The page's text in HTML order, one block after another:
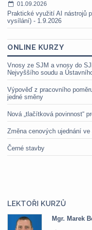
01.09.2026
Praktické využití AI nástrojů
vysílání) - 1.9.2026
ONLINE KURZY
Vnosy ze SJM a vnosy do
Nejvyššího soudu a
Výpověď z pracovního
jedné směny
Nová „tlačítková povinnost“
Změna cenových ujednání
Černé stavby
LEKTOŘI KURZŮ
Mgr. Marek